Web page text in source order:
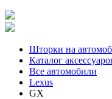
Шторки на
Каталог
Все автомобили
Lexus
GX